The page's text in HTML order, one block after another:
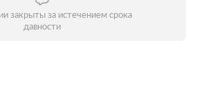
закрыты за истечением срока
давности